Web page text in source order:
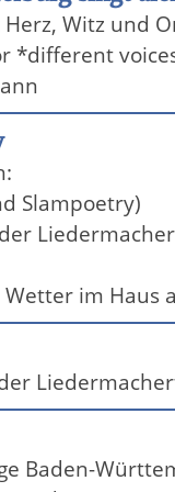
Witz und
*different
Slampoetry)
im Haus
Baden-